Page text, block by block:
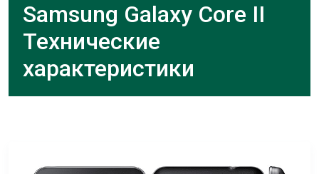
Samsung Galaxy Core II
Технические
характеристики